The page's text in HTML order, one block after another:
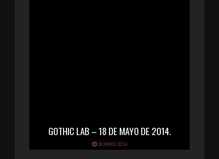
GOTHIC LAB – 18 DE MAYO DE 2014.
18 MAYO 2014